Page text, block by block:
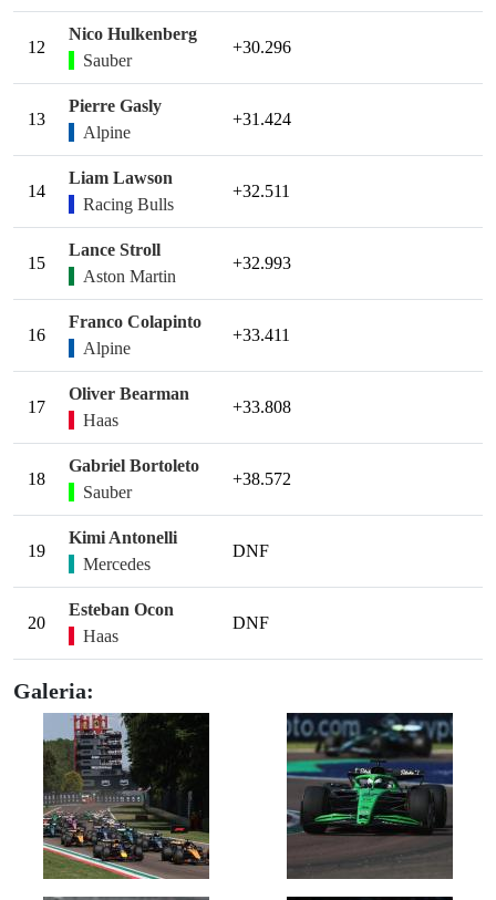
12
Nico Hulkenberg
Sauber
+30.296
13
Pierre Gasly
Alpine
+31.424
14
Liam Lawson
Racing Bulls
+32.511
15
Lance Stroll
Aston Martin
+32.993
16
Franco Colapinto
Alpine
+33.411
17
Oliver Bearman
Haas
+33.808
18
Gabriel Bortoleto
Sauber
+38.572
19
Kimi Antonelli
Mercedes
DNF
20
Esteban Ocon
Haas
DNF
Galeria: